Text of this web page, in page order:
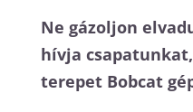
Ne gázoljon
hívja
terepet Bobcat